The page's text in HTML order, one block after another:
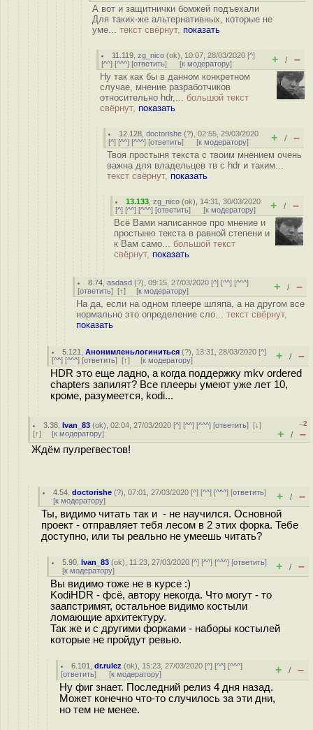
А вот и защитнички бомжей подъехали
Для таких-же альтернативных, которые не
уме... текст свёрнут, показать
11.119 ,zg_nico (ok), 10:07, 28/03/2020 [^]
[^^] [^^^] [ответить] [к модератору] + / –
Ну так как бы в данном конкретном
случае, мнение разработчиков
относительно hdr,... большой текст
свёрнут, показать
12.128 ,doctorishe (?), 02:55, 29/03/2020
[^] [^^] [^^^] [ответить] [к модератору] + / –
Твоя простыня текста с твоим мнением очень
важна для владельцев тв с hdr и таким...
текст свёрнут, показать
13.133 ,zg_nico (ok), 14:31, 30/03/2020
[^] [^^] [^^^] [ответить] [к модератору] + / –
Всё Вами написанное про мнение и
простыню текста в равной степени и
к Вам само... большой текст
свёрнут, показать
8.74 ,asdasd (?), 09:15, 27/03/2020 [^] [^^] [^^^]
[ответить] [↑] [к модератору] + / –
На да, если на одном плеере шляпа, а на другом все
нормально это определение сло... текст свёрнут,
показать
5.121 ,Анонимленьлогиниться (?), 13:31, 28/03/2020 [^]
[^^] [^^^] [ответить] [↑] [к модератору] + / –
HDR это еще ладно, а когда поддержку mkv ordered
chapters запилят? Все плееры умеют уже лет 10,
кроме, разумеется, kodi...
3.38 ,Ivan_83 (ok), 02:04, 27/03/2020 [^] [^^] [^^^] [ответить][↓]
[↑] [к модератору]
–2
+ / –
Ждём пулрегвестов!
4.54 ,doctorishe (?), 07:01, 27/03/2020 [^] [^^] [^^^] [ответить]
[к модератору] + / –
Ты, видимо читать так и - не научился. Основной
проект - отправляет тебя лесом в 2 этих форка. Тебе
доступно, или ты реально не умеешь читать?
5.90 ,Ivan_83 (ok), 11:23, 27/03/2020 [^] [^^] [^^^] [ответить]
[к модератору] + / –
Вы видимо тоже не в курсе :)
KodiHDR - фсё, автору некогда. Что могут - то
заапстримят, остальное видимо костыли
ломающие архитектуру.
Так же и с другими форками - наборы костылей
которые не пройдут ревью.
6.101 ,dr.rulez (ok), 15:23, 27/03/2020 [^] [^^] [^^^]
[ответить] [к модератору] + / –
Ну фиг знает. Последний релиз 4 дня назад.
Может конечно что-то случилось за эти дни,
но тем не менее.